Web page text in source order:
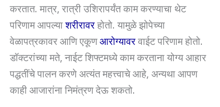
करतात. मात्र, रात्री उशिरापर्यंत काम करण्याचा थेट
परिणाम आपल्याशरीरावरहोतो. यामुळे झोपेच्या
वेळापत्रकावर आणि एकूणआरोग्यावरवाईट परिणाम होतो.
डॉक्टरांच्या मते, नाईट शिफ्टमध्ये काम करताना योग्य आहार
पद्धतींचे पालन करणे अत्यंत महत्त्वाचे आहे, अन्यथा आपण
काही आजारांना निमंत्रण देऊ शकतो.